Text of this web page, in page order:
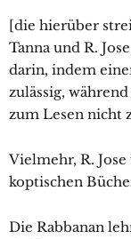
[die hierüber
Tanna und R.
darin, indem
zulässig,
zum Lesen nicht
Vielmehr, R.
koptischen
Die Rabbanan